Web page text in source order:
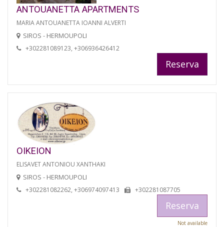
ANTOUANETTA APARTMENTS
MARIA ANTOUANETTA IOANNI ALVERTI
SIROS - HERMOUPOLI
+302281089123, +306936426412
Reserva
OIKEION
ELISAVET ANTONIOU XANTHAKI
SIROS - HERMOUPOLI
+302281082262, +306974097413 +302281087705
Reserva
Not available